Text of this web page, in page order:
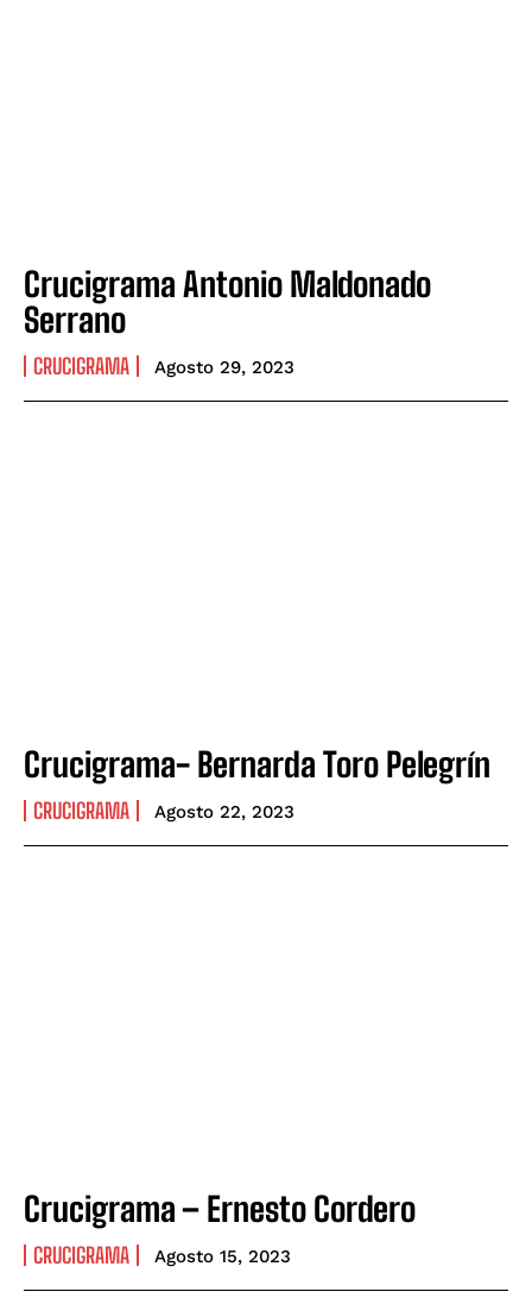
Crucigrama Antonio Maldonado
Serrano
CRUCIGRAMA Agosto 29, 2023
Crucigrama- Bernarda Toro Pelegrín
CRUCIGRAMA Agosto 22, 2023
Crucigrama – Ernesto Cordero
CRUCIGRAMA Agosto 15, 2023